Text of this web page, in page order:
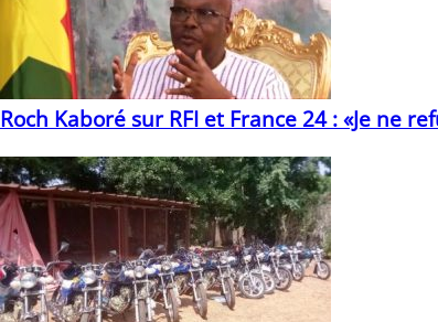
Roch Kaboré sur RFI et France 24 : «Je ne